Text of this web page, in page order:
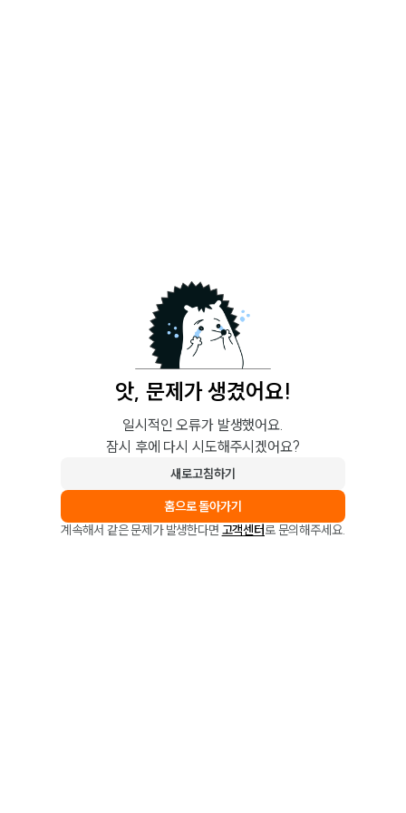
앗, 문제가 생겼어요!
일시적인 오류가 발생했어요.
잠시 후에 다시 시도해주시겠어요?
새로고침하기
홈으로 돌아가기
계속해서 같은 문제가 발생한다면 고객센터로 문의해주세요.